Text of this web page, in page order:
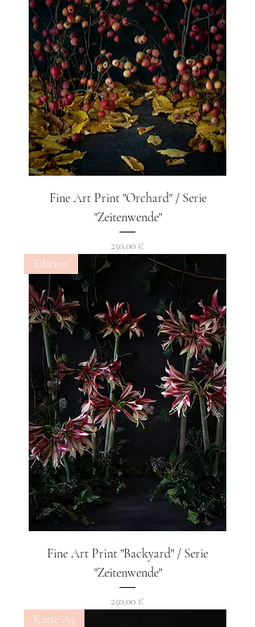
Fine Art Print "Orchard" / Serie
"Zeitenwende"
Preis
250,00 €
Edition
Fine Art Print "Backyard" / Serie
"Zeitenwende"
Preis
250,00 €
Karte A5